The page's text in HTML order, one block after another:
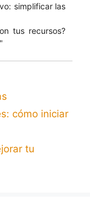
simplificar las
tus recursos?
cómo iniciar
tu